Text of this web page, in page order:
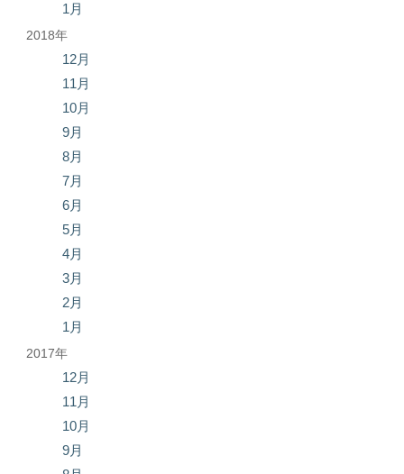
1月
2018年
12月
11月
10月
9月
8月
7月
6月
5月
4月
3月
2月
1月
2017年
12月
11月
10月
9月